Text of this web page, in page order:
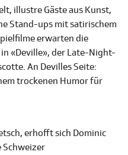
illustre Gäste aus Kunst,
Stand-ups mit satirischem
erwarten die
«Deville», der Late-Night-
An Devilles Seite:
trockenen Humor für
erhofft sich Dominic
Schweizer